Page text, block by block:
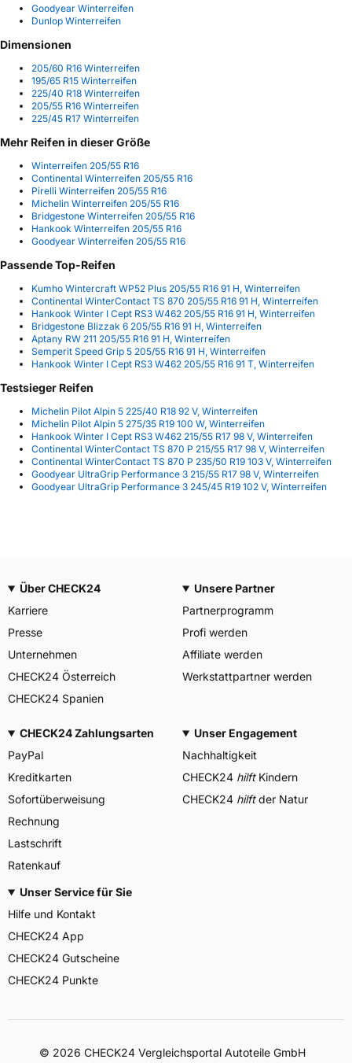
Goodyear Winterreifen
Dunlop Winterreifen
Dimensionen
205/60 R16 Winterreifen
195/65 R15 Winterreifen
225/40 R18 Winterreifen
205/55 R16 Winterreifen
225/45 R17 Winterreifen
Mehr Reifen in dieser Größe
Winterreifen 205/55 R16
Continental Winterreifen 205/55 R16
Pirelli Winterreifen 205/55 R16
Michelin Winterreifen 205/55 R16
Bridgestone Winterreifen 205/55 R16
Hankook Winterreifen 205/55 R16
Goodyear Winterreifen 205/55 R16
Passende Top-Reifen
Kumho Wintercraft WP52 Plus 205/55 R16 91 H, Winterreifen
Continental WinterContact TS 870 205/55 R16 91 H, Winterreifen
Hankook Winter I Cept RS3 W462 205/55 R16 91 H, Winterreifen
Bridgestone Blizzak 6 205/55 R16 91 H, Winterreifen
Aptany RW 211 205/55 R16 91 H, Winterreifen
Semperit Speed Grip 5 205/55 R16 91 H, Winterreifen
Hankook Winter I Cept RS3 W462 205/55 R16 91 T, Winterreifen
Testsieger Reifen
Michelin Pilot Alpin 5 225/40 R18 92 V, Winterreifen
Michelin Pilot Alpin 5 275/35 R19 100 W, Winterreifen
Hankook Winter I Cept RS3 W462 215/55 R17 98 V, Winterreifen
Continental WinterContact TS 870 P 215/55 R17 98 V, Winterreifen
Continental WinterContact TS 870 P 235/50 R19 103 V, Winterreifen
Goodyear UltraGrip Performance 3 215/55 R17 98 V, Winterreifen
Goodyear UltraGrip Performance 3 245/45 R19 102 V, Winterreifen
Über CHECK24
Karriere
Presse
Unternehmen
CHECK24 Österreich
CHECK24 Spanien
Unsere Partner
Partnerprogramm
Profi werden
Affiliate werden
Werkstattpartner werden
CHECK24 Zahlungsarten
PayPal
Kreditkarten
Sofortüberweisung
Rechnung
Lastschrift
Ratenkauf
Unser Engagement
Nachhaltigkeit
CHECK24 hilftKindern
CHECK24 hilftder Natur
Unser Service für Sie
Hilfe und Kontakt
CHECK24 App
CHECK24 Gutscheine
CHECK24 Punkte
© 2026 CHECK24 Vergleichsportal Autoteile GmbH